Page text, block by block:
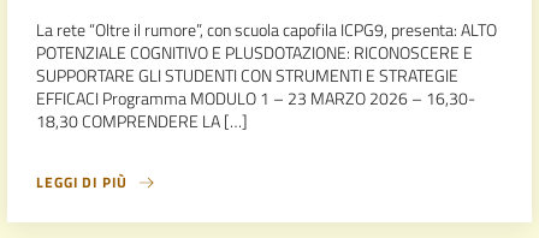
La rete “Oltre il rumore”, con scuola capofila ICPG9, presenta: ALTO
POTENZIALE COGNITIVO E PLUSDOTAZIONE: RICONOSCERE E
SUPPORTARE GLI STUDENTI CON STRUMENTI E STRATEGIE
EFFICACI Programma MODULO 1 – 23 MARZO 2026 – 16,30-
18,30 COMPRENDERE LA […]
LEGGI DI PIÙ